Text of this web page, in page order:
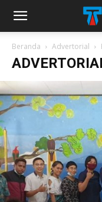
Beranda Advertorial